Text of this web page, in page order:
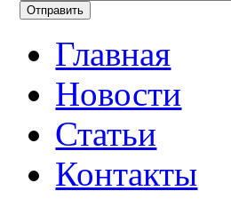
Главная
Новости
Статьи
Контакты